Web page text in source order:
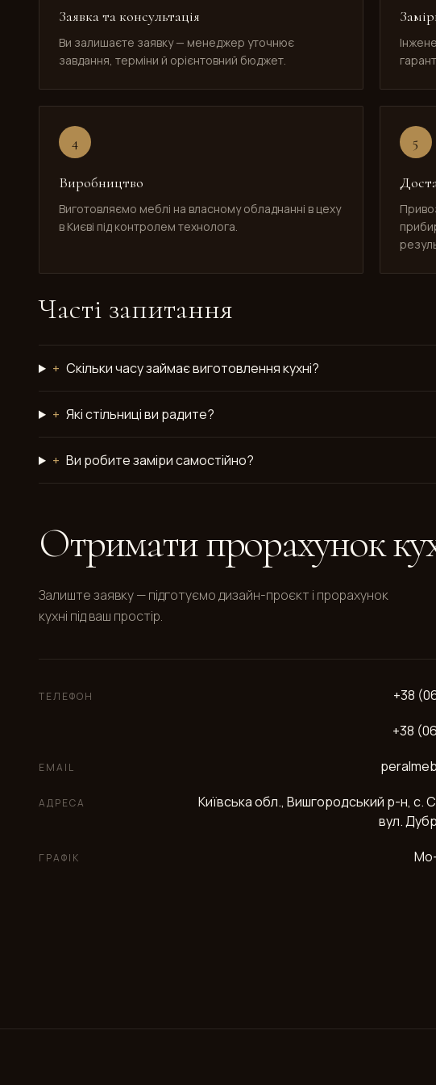
Заявка та консультація
Ви залишаєте заявку — менеджер уточнює
завдання, терміни й орієнтовний бюджет.
4
Виробництво
Виготовляємо меблі на власному обладнанні в цеху
в Києві під контролем технолога.
5
Часті запитання
+ Скільки часу займає виготовлення кухні?
+ Які стільниці ви радите?
+ Ви робите заміри самостійно?
Отримати прорахунок
Залиште заявку — підготуємо дизайн-проєкт і прорахунок
кухні під ваш простір.
ТЕЛЕФОН
+38
+38
EMAIL
АДРЕСА
Київська обл., Вишгородський р-н, с.
вул.
ГРАФІК